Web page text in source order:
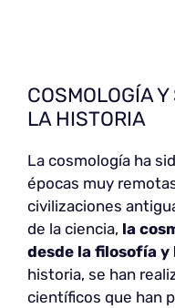
COSMOLOGÍA
LA HISTORIA
La cosmología ha
épocas muy
civilizaciones
de la ciencia, la
desde la filosofía y
historia, se han
científicos que han